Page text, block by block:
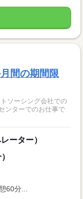
間の期間限
ソーシング会社での
ンターでのお仕事で
ーター）
60分...